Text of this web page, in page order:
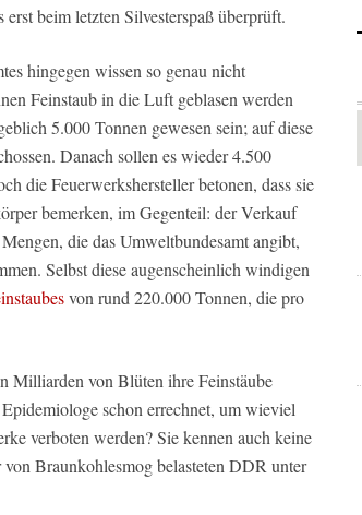
erst beim letzten Silvesterspaß überprüft.
hingegen wissen so genau nicht
Feinstaub in die Luft geblasen werden
5.000 Tonnen gewesen sein; auf diese
Danach sollen es wieder 4.500
die Feuerwerkshersteller betonen, dass sie
bemerken, im Gegenteil: der Verkauf
die das Umweltbundesamt angibt,
Selbst diese augenscheinlich windigen
von rund 220.000 Tonnen, die pro
Milliarden von Blüten ihre Feinstäube
schon errechnet, um wieviel
verboten werden? Sie kennen auch keine
Braunkohlesmog belasteten DDR unter